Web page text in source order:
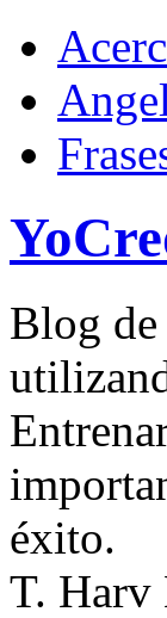
Blog
éxito.
T. Harv